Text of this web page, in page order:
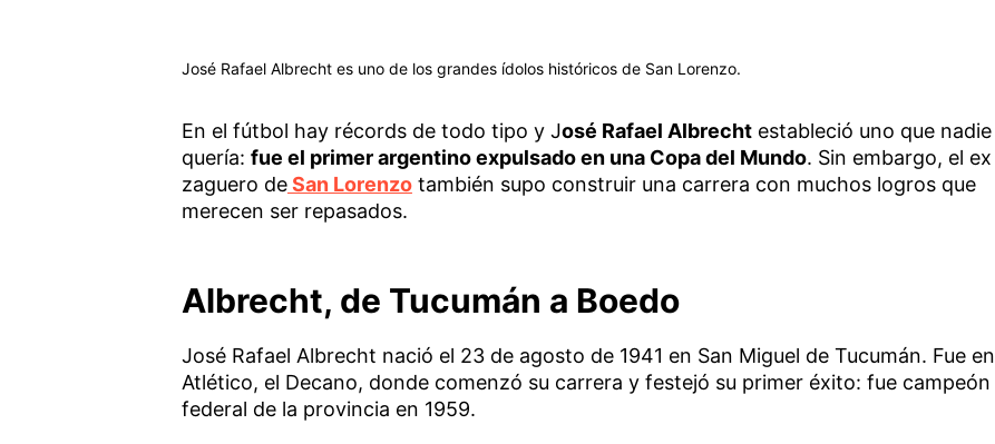
José Rafael Albrecht es uno de los grandes ídolos históricos de San Lorenzo.
En el fútbol hay récords de todo tipo y José Rafael Albrechtestableció uno que nadie
quería: fue el primer argentino expulsado en una Copa del Mundo. Sin embargo, el ex
zaguero deSan Lorenzotambién supo construir una carrera con muchos logros que
merecen ser repasados.
Albrecht, de Tucumán a Boedo
José Rafael Albrecht nació el 23 de agosto de 1941 en San Miguel de Tucumán. Fue en
Atlético, el Decano, donde comenzó su carrera y festejó su primer éxito: fue campeón
federal de la provincia en 1959.